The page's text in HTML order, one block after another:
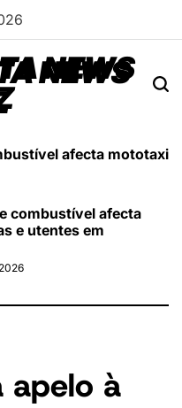
NEWS
afecta
combustível afecta
e utentes em
apelo à